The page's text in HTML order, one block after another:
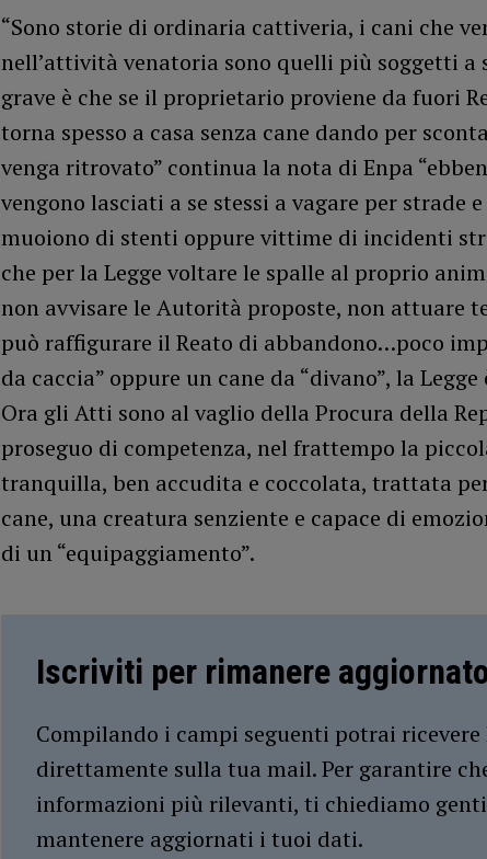
“Sono storie di ordinaria cattiveria, i cani che
nell’attività venatoria sono quelli più soggetti
grave è che se il proprietario proviene da fuori
torna spesso a casa senza cane dando per
venga ritrovato” continua la nota di Enpa
vengono lasciati a se stessi a vagare per strade
muoiono di stenti oppure vittime di incidenti
che per la Legge voltare le spalle al proprio
non avvisare le Autorità proposte, non attuare
può raffigurare il Reato di abbandono…poco
da caccia” oppure un cane da “divano”, la
Ora gli Atti sono al vaglio della Procura della
proseguo di competenza, nel frattempo la
tranquilla, ben accudita e coccolata, trattata
cane, una creatura senziente e capace di
di un “equipaggiamento”.
Iscriviti per rimanere
Compilando i campi seguenti potrai
direttamente sulla tua mail. Per garantire
informazioni più rilevanti, ti chiediamo
mantenere aggiornati i tuoi dati.